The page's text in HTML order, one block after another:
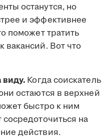
останутся, но
и эффективнее
поможет тратить
вакансий. Вот что
виду. Когда соискатель
остаются в верхней
быстро к ним
на
действия.